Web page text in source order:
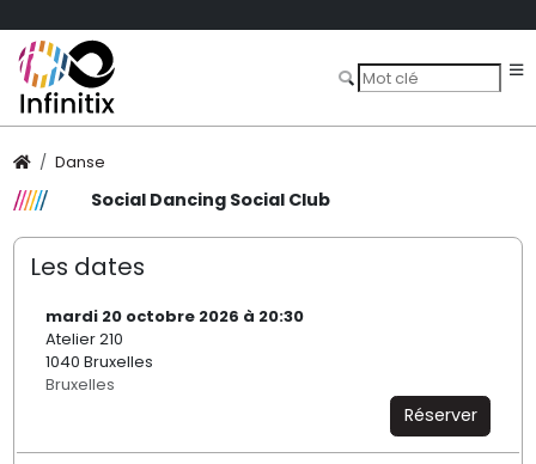
Danse
Social Dancing Social Club
Les dates
mardi 20 octobre 2026 à 20:30
Atelier 210
1040 Bruxelles
Bruxelles
Réserver